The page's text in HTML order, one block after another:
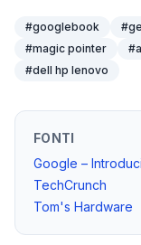
#googlebook #
#magic pointer #
#dell hp lenovo
FONTI
Google –
TechCrunch
Tom's Hardware